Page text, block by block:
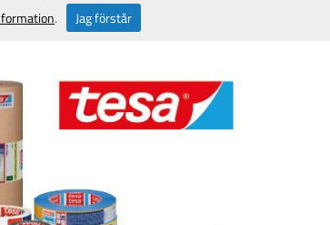
. Jag förstår